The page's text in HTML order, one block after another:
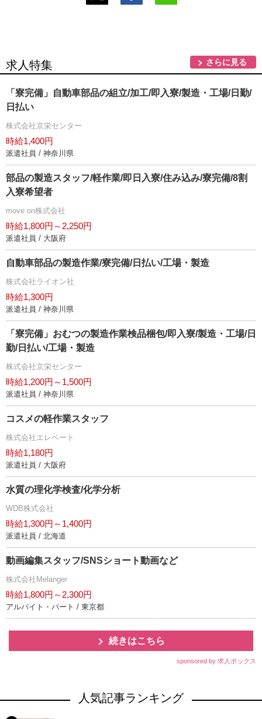
求人特集 さらに見る
「寮完備」自動車部品の組立/加工/即入寮/製造・工場/日勤/
日払い
株式会社京栄センター
時給1,400円
派遣社員 / 神奈川県
部品の製造スタッフ/軽作業/即日入寮/住み込み/寮完備/8割
入寮希望者
move on株式会社
時給1,800円～2,250円
派遣社員 / 大阪府
自動車部品の製造作業/寮完備/日払い/工場・製造
株式会社ライオン社
時給1,300円
派遣社員 / 神奈川県
「寮完備」おむつの製造作業検品梱包/即入寮/製造・工場/日
勤/日払い/工場・製造
株式会社京栄センター
時給1,200円～1,500円
派遣社員 / 神奈川県
コスメの軽作業スタッフ
株式会社エレベート
時給1,180円
派遣社員 / 大阪府
水質の理化学検査/化学分析
WDB株式会社
時給1,300円～1,400円
派遣社員 / 北海道
動画編集スタッフ/SNSショート動画など
株式会社Melanger
時給1,800円～2,300円
アルバイト・パート / 東京都
続きはこちら
sponsored by 求人ボックス
人気記事ランキング